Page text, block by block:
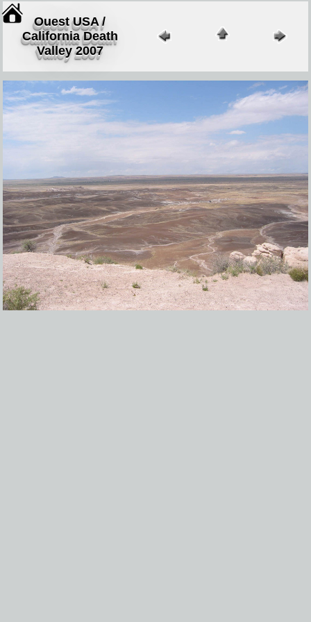
Ouest USA /
California Death
Valley 2007